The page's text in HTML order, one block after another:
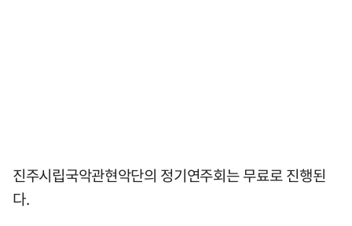
진주시립국악관현악단의 정기연주회는 무료로 진행된
다.